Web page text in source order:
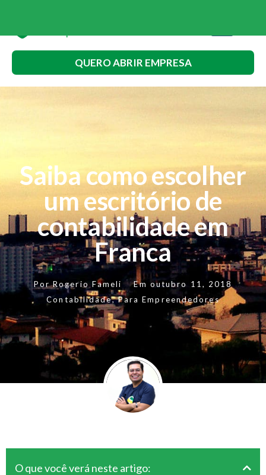
QUERO ABRIR EMPRESA
Saiba como escolher
um escritório de
contabilidade em
Franca
PorRogerio Fameli Em outubro 11, 2018
Contabilidade,Para Empreendedores
O que você verá neste artigo: